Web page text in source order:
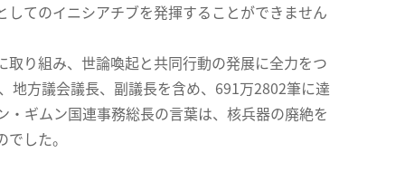
てのイニシアチブを発揮することができません
り組み、世論喚起と共同行動の発展に全力をつ
地方議会議長、副議長を含め、691万2802筆に達
ギムン国連事務総長の言葉は、核兵器の廃絶を
した。